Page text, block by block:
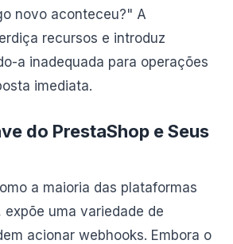
novo aconteceu?" A
recursos e introduz
a inadequada para operações
imediata.
do PrestaShop e Seus
a maioria das plataformas
uma variedade de
acionar webhooks. Embora o